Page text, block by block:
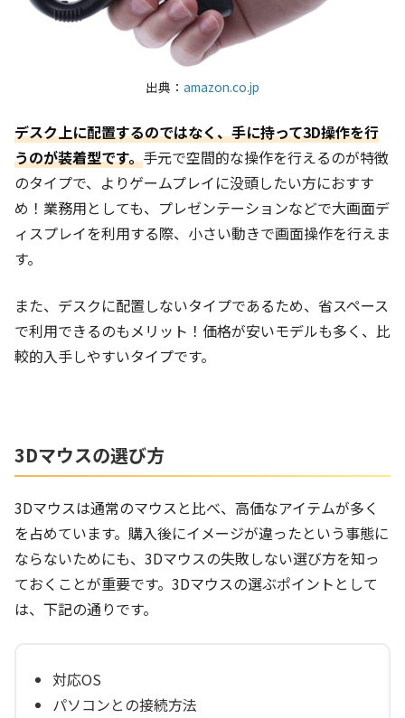
出典： amazon.co.jp
デスク上に配置するのではなく、手に持って3D操作を行
うのが装着型です。手元で空間的な操作を行えるのが特徴
のタイプで、よりゲームプレイに没頭したい方におすす
め！業務用としても、プレゼンテーションなどで大画面デ
ィスプレイを利用する際、小さい動きで画面操作を行えま
す。
また、デスクに配置しないタイプであるため、省スペース
で利用できるのもメリット！価格が安いモデルも多く、比
較的入手しやすいタイプです。
3Dマウスの選び方
3Dマウスは通常のマウスと比べ、高価なアイテムが多く
を占めています。購入後にイメージが違ったという事態に
ならないためにも、3Dマウスの失敗しない選び方を知っ
ておくことが重要です。3Dマウスの選ぶポイントとして
は、下記の通りです。
対応OS
パソコンとの接続方法